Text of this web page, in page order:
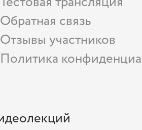
Обратная связь
Отзывы участников
Политика